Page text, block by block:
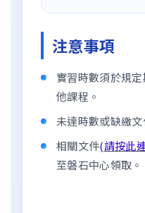
注意事項
實習時數須於規
他課程。
未達時數或缺繳
相關文件(請按此
至磐石中心領取。